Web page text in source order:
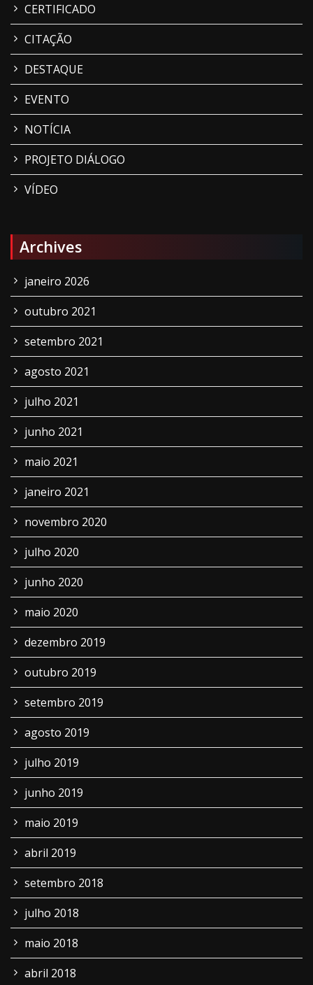
CERTIFICADO
CITAÇÃO
DESTAQUE
EVENTO
NOTÍCIA
PROJETO DIÁLOGO
VÍDEO
Archives
janeiro 2026
outubro 2021
setembro 2021
agosto 2021
julho 2021
junho 2021
maio 2021
janeiro 2021
novembro 2020
julho 2020
junho 2020
maio 2020
dezembro 2019
outubro 2019
setembro 2019
agosto 2019
julho 2019
junho 2019
maio 2019
abril 2019
setembro 2018
julho 2018
maio 2018
abril 2018